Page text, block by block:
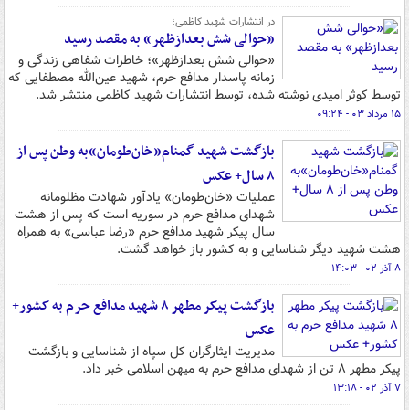
در انتشارات شهید کاظمی؛
«حوالی شش بعدازظهر» به مقصد رسید
«حوالی شش بعدازظهر»؛ خاطرات شفاهی زندگی و
زمانه پاسدار مدافع حرم، شهید عین‌الله مصطفایی که
توسط کوثر امیدی نوشته شده، توسط انتشارات شهید کاظمی منتشر شد.
۱۵ مرداد ۰۳ - ۰۹:۲۴
بازگشت شهید گمنام«خان‌طومان»به وطن پس از
۸ سال+ عکس
عملیات «خان‌طومان» یادآور شهادت مظلومانه
شهدای مدافع حرم در سوریه است که پس از هشت
سال پیکر شهید مدافع حرم «رضا عباسی» به همراه
هشت شهید دیگر شناسایی و به کشور باز خواهد گشت.
۸ آذر ۰۲ - ۱۴:۰۳
بازگشت پیکر مطهر ۸ شهید مدافع حرم به کشور+
عکس
مدیریت ایثارگران کل سپاه از شناسایی و بازگشت
پیکر مطهر ۸ تن از شهدای مدافع حرم به میهن اسلامی خبر داد.
۷ آذر ۰۲ - ۱۳:۱۸